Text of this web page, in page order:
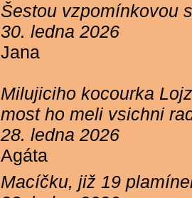
Šestou vzpomínkovou
30. ledna 2026
Jana
Milujiciho kocourka
most ho meli vsichni
28. ledna 2026
Agáta
Macíčku, již 19